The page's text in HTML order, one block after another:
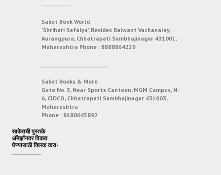
Saket Book World
‘Shrihari Safalya’, Besides Balwant Vachanalay,
Aurangpura, Chhatrapati Sambhajinagar 431001,
Maharashtra Phone : 8888864229
Saket Books & More
Gate No. 3, Near Sports Canteen, MGM Campus, N-
6, CIDCO, Chhatrapati Sambhajinagar 431003,
Maharashtra
Phone : 8180045892
साकेतची पुस्तके
अ‍ॅमेझॉनवर विकत
घेण्यासाठी क्लिक करा-